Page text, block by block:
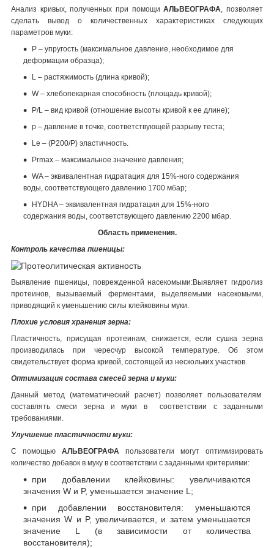
Анализ кривых, полученных при помощиАЛЬВЕОГРАФА , позволяет
сделать вывод о количественных характеристиках следующих
параметров муки:
Р – упругость (максимальное давление, необходимое для
деформации образца);
L – растяжимость (длина кривой);
W – хлебопекарная способность (площадь кривой);
P/L – вид кривой (отношение высоты кривой к ее длине);
p – давление в точке, соответствующей разрыву теста;
Le – (Р200/Р) эластичность.
Prmax – максимальное значение давления;
WA – эквивалентная гидратация для 15%-ного содержания
воды, соответствующего давлению 1700 мбар;
HYDHA – эквивалентная гидратация для 15%-ного
содержания воды, соответствующего давлению 2200 мбар.
Область применения.
Контроль качества пшеницы:
Выявление пшеницы, поврежденной насекомыми:Выявляет гидролиз
протеинов, вызываемый ферментами, выделяемыми насекомыми,
приводящий к уменьшению силы клейковины муки.
Плохие условия хранения зерна:
Пластичность, присущая протеинам, снижается, если сушка зерна
производилась при чересчур высокой температуре. Об этом
свидетельствует форма кривой, состоящей из нескольких участков.
Оптимизация состава смесей зерна и муки:
Данный метод (математический расчет) позволяет пользователям
составлять смеси зерна и муки в соответствии с заданными
требованиями.
Улучшение пластичности муки:
С помощью АЛЬВЕОГРАФА пользователи могут оптимизировать
количество добавок в муку в соответствии с заданными критериями:
при добавлении клейковины: увеличиваются
значения W и P, уменьшается значение L;
при добавлении восстановителя: уменьшаются
значения W и P, увеличивается, и затем уменьшается
значение L (в зависимости от количества
восстановителя);